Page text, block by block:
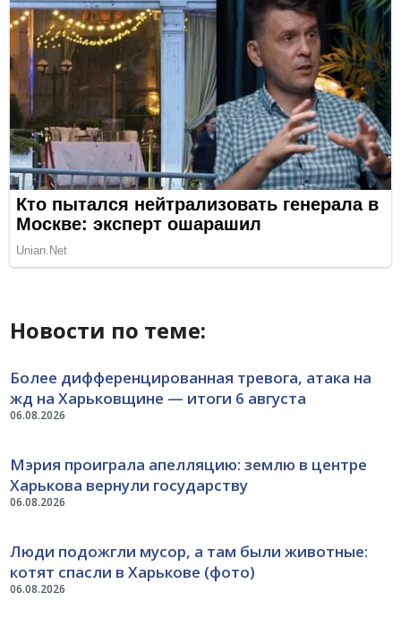
Новости по теме:
06.08.2026
Более дифференцированная тревога, атака на
жд на Харьковщине — итоги 6 августа
06.08.2026
Мэрия проиграла апелляцию: землю в центре
Харькова вернули государству
06.08.2026
Люди подожгли мусор, а там были животные:
котят спасли в Харькове (фото)